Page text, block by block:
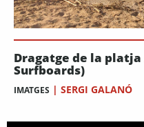
Dragatge de la platja
Surfboards)
IMATGES | SERGI GALANÓ